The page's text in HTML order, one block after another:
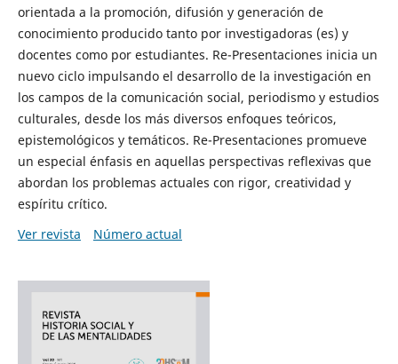
orientada a la promoción, difusión y generación de
conocimiento producido tanto por investigadoras (es) y
docentes como por estudiantes. Re-Presentaciones inicia un
nuevo ciclo impulsando el desarrollo de la investigación en
los campos de la comunicación social, periodismo y estudios
culturales, desde los más diversos enfoques teóricos,
epistemológicos y temáticos. Re-Presentaciones promueve
un especial énfasis en aquellas perspectivas reflexivas que
abordan los problemas actuales con rigor, creatividad y
espíritu crítico.
Ver revista
Número actual